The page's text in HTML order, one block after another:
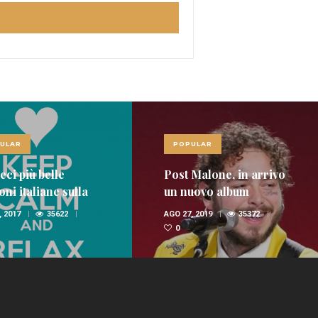
più belle
italiane sulla
35622
POPULAR
Post Malone, in arrivo
un nuovo album
AGO 27, 2019
35372
0